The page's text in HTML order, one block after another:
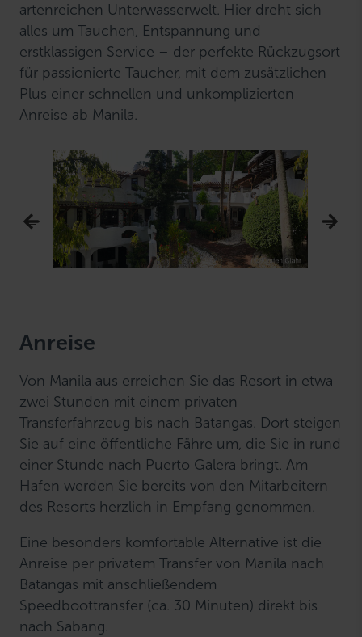
artenreichen Unterwasserwelt. Hier dreht sich
alles um Tauchen, Entspannung und
erstklassigen Service – der perfekte Rückzugsort
für passionierte Taucher, mit dem zusätzlichen
Plus einer schnellen und unkomplizierten
Anreise ab Manila.
Anreise
Von Manila aus erreichen Sie das Resort in etwa
zwei Stunden mit einem privaten
Transferfahrzeug bis nach Batangas. Dort steigen
Sie auf eine öffentliche Fähre um, die Sie in rund
einer Stunde nach Puerto Galera bringt. Am
Hafen werden Sie bereits von den Mitarbeitern
des Resorts herzlich in Empfang genommen.
Eine besonders komfortable Alternative ist die
Anreise per privatem Transfer von Manila nach
Batangas mit anschließendem
Speedboottransfer (ca. 30 Minuten) direkt bis
nach Sabang.